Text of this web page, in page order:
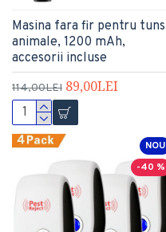
Masina fara fir pentru tuns
animale, 1200 mAh,
accesorii incluse
114,00LEI 89,00LEI
NOU
-40 %